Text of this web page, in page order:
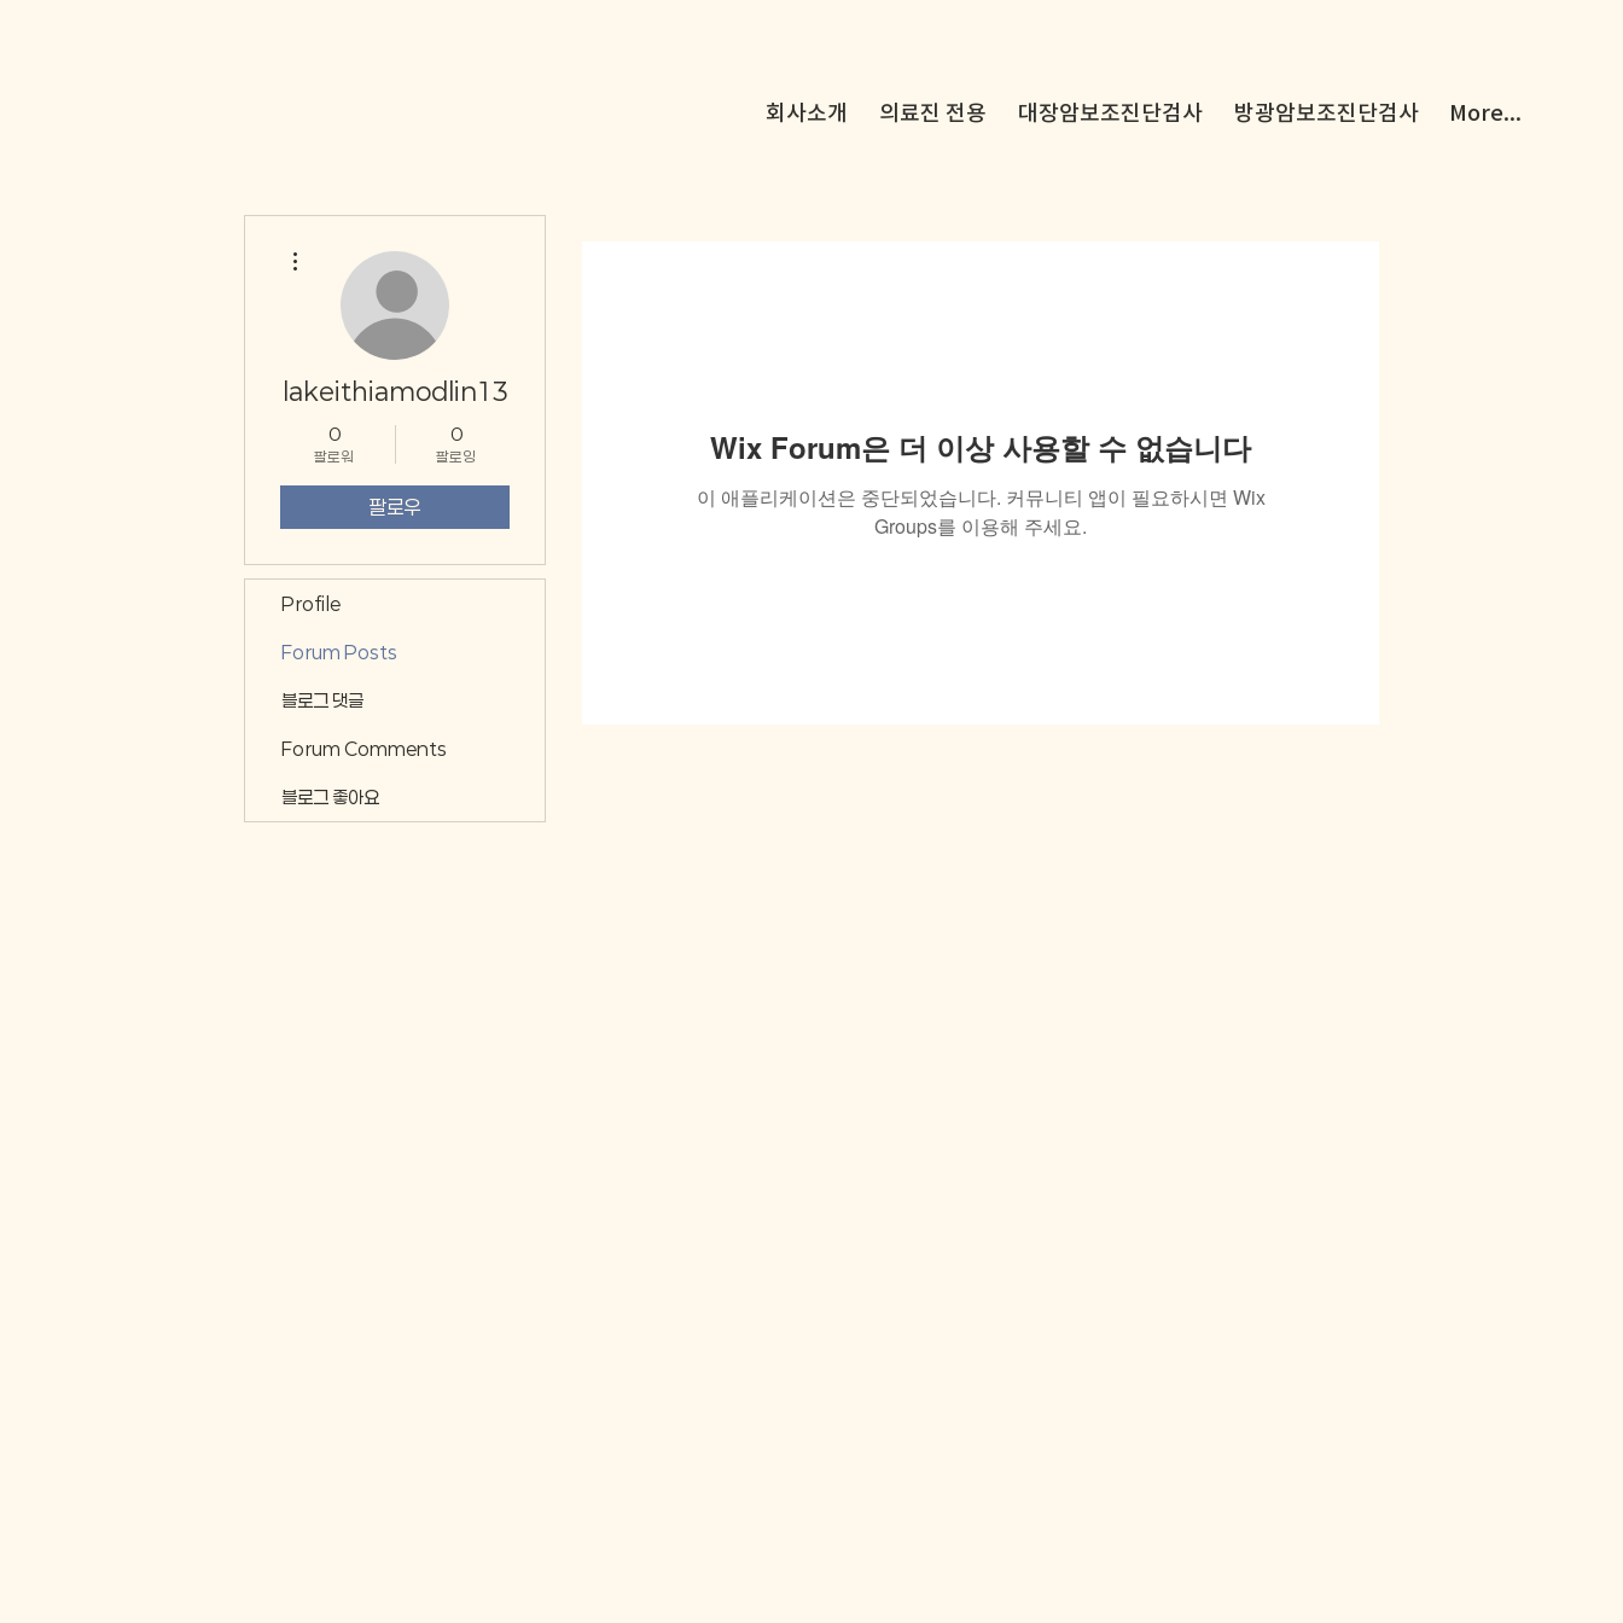
회사소개 의료진 전용 대장암보조진단검사 방광암보조진단검사 More...
Wix Forum은 더 이상 사용할 수 없습니다
이 애플리케이션은 중단되었습니다. 커뮤니티 앱이 필요하시면 Wix
Groups를 이용해 주세요.
lakeithiamodlin13
0
팔로워
0
팔로잉
팔로우
Profile
Forum Posts
블로그 댓글
Forum Comments
블로그 좋아요